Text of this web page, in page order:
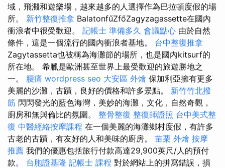
域，飛濺和遊樂場，越來越多的人選擇作為巴拉頓度假的場
所。 新竹整復推拿 BalatonfűZfőZagyzagassette在國內
衝浪者中很受歡迎。 記帳士 準備多久 會議點心 由於自然
條件，這是一個流行的國內衝浪者基地。 台中整復推拿
Zagytassetta也被稱為海灘節的場所，也是國內kitsurf的
所在地。 希臘是歐洲甚至世界上最受歡迎的旅遊勝地之
一。 腰痛 wordpress seo 大安區 外燴 保加利亞擁有更多
美麗的沙灘，古蹟，良好的價格和許多景點。 新竹竹北撥
筋 閃閃發光的藍色海灣，美妙的海灘，文化，自然奇觀，
廚房和無與倫比的氛圍。 整骨整復 整復師證照 台中美式整
復 中醫經絡按摩課程 在一個美麗的海灘鄉村度假，有許多
古老的古蹟，有友好的人和美味的廚房。 苗栗 外燴 按摩
推薦 我們的優惠包括旅行付款高達29,900英尺/人的預付
款。 台胞證基隆 記帳士 課程 對於網站上的拼寫錯誤，損